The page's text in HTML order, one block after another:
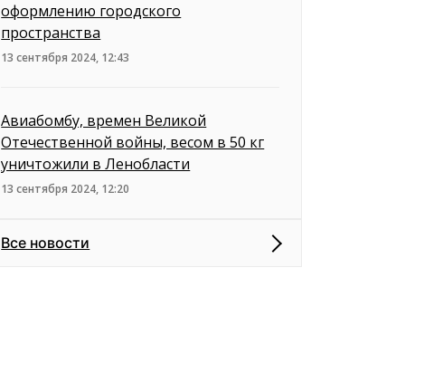
оформлению городского
пространства
13 сентября 2024, 12:43
Авиабомбу, времен Великой
Отечественной войны, весом в 50 кг
уничтожили в Ленобласти
13 сентября 2024, 12:20
Все новости